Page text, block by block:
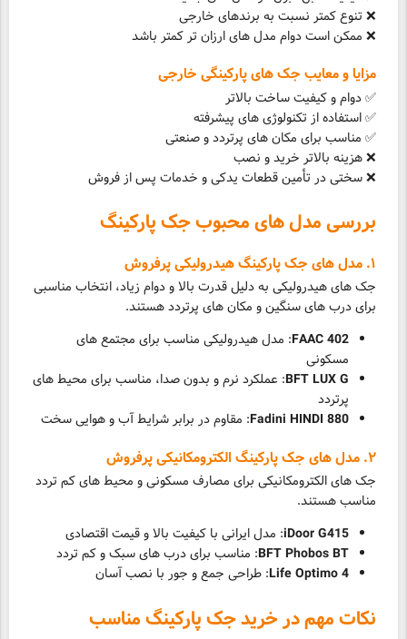
❌ تنوع کمتر نسبت به برندهای خارجی
❌ ممکن است دوام مدل های ارزان تر کمتر باشد
مزایا و معایب جک های پارکینگی خارجی
✅ دوام و کیفیت ساخت بالاتر
✅ استفاده از تکنولوژی های پیشرفته
✅ مناسب برای مکان های پرتردد و صنعتی
❌ هزینه بالاتر خرید و نصب
❌ سختی در تأمین قطعات یدکی و خدمات پس از فروش
بررسی مدل های محبوب جک پارکینگ
۱. مدل های جک پارکینگ هیدرولیکی پرفروش
جک های هیدرولیکی به دلیل قدرت بالا و دوام زیاد، انتخاب مناسبی
برای درب های سنگین و مکان های پرتردد هستند.
FAAC 402: مدل هیدرولیکی مناسب برای مجتمع های
مسکونی
BFT LUX G: عملکرد نرم و بدون صدا، مناسب برای محیط های
پرتردد
Fadini HINDI 880: مقاوم در برابر شرایط آب و هوایی سخت
۲. مدل های جک پارکینگ الکترومکانیکی پرفروش
جک های الکترومکانیکی برای مصارف مسکونی و محیط های کم تردد
مناسب هستند.
iDoor G415: مدل ایرانی با کیفیت بالا و قیمت اقتصادی
BFT Phobos BT: مناسب برای درب های سبک و کم تردد
Life Optimo 4: طراحی جمع و جور با نصب آسان
نکات مهم در خرید جک پارکینگ مناسب